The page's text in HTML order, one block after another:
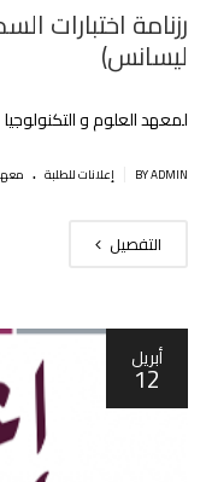
رزنامة اختبارات
ليسانس)
لمعهد العلوم و التكنولوجيا
BY ADMIN إعلانات للطلبة .
التفصيل
أبريل
12